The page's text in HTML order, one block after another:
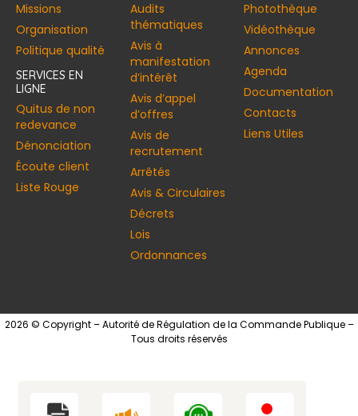
Missions
Organisation
Politique qualité
SERVICES EN
LIGNE
Quitus de non
redevance
Dénonciation
Écoute client
Liste Rouge
Audits
thématiques
Avis à
manifestation
d’intérêt
Avis d’appel
d’offres
Avis de
recrutement
Arrêtés
Avis & Circulaires
Décrets
Lois
Ordonnances
Photothèque
Vidéothèque
Annonces​
Agenda
Documentation
Contacts
Liens Utiles
2026 © Copyright – Autorité de Régulation de la Commande Publique –
Tous droits réservés